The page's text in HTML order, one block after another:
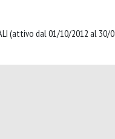
(attivo dal 01/10/2012 al